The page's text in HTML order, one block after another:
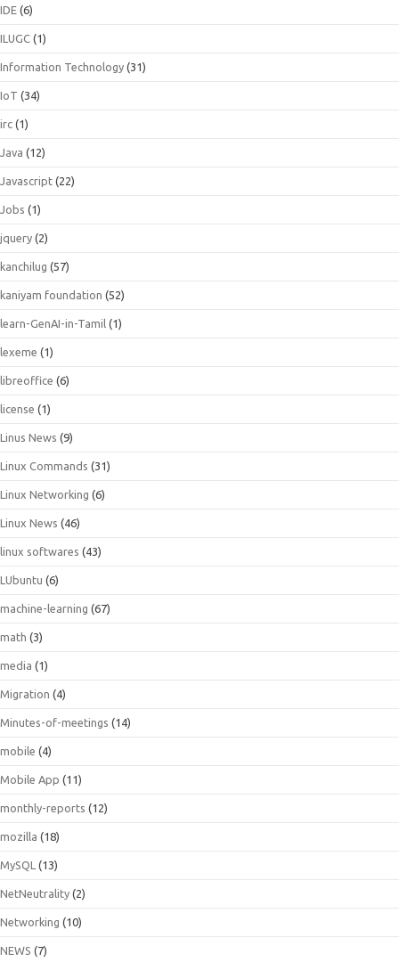
IDE (6)
ILUGC (1)
Information Technology (31)
IoT (34)
irc (1)
Java (12)
Javascript (22)
Jobs (1)
jquery (2)
kanchilug (57)
kaniyam foundation (52)
learn-GenAI-in-Tamil (1)
lexeme (1)
libreoffice (6)
license (1)
Linus News (9)
Linux Commands (31)
Linux Networking (6)
Linux News (46)
linux softwares (43)
LUbuntu (6)
machine-learning (67)
math (3)
media (1)
Migration (4)
Minutes-of-meetings (14)
mobile (4)
Mobile App (11)
monthly-reports (12)
mozilla (18)
MySQL (13)
NetNeutrality (2)
Networking (10)
NEWS (7)